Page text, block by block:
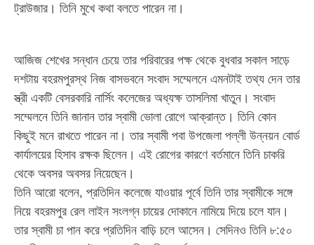
ট্রাউজার। তিনি মুখে কথা বলতে পারেন না।
আজিজ শেখের সন্ধান চেয়ে তার পরিবারের পক্ষ থেকে বুধবার সকাল সাড়ে
দশটায় বহরমপুরস্থ নিজ বাসভবনে সংবাদ সম্মেলনে এমনটাই তথ্য দেন তার
স্ত্রী একটি বেসরকারি নার্সিং কলেজের অধ্যক্ষ তাসলিমা খাতুন। সংবাদ
সম্মেলনে তিনি জানান তার স্বামী ভোলা রোগে আক্রান্ত। তিনি কোন
কিছুই মনে রাখতে পারেন না। তার স্বামী পবা উপজেলা পল্লী উন্নয়ন বোর্ড
কার্যালয়ের হিসাব রক্ষক ছিলেন। এই রোগের কারণে বর্তমানে তিনি চাকরি
থেকে অবসর অবসর নিয়েছেন।
তিনি আরো বলেন, প্রতিদিন কলেজে যাওয়ার পূর্বে তিনি তার স্বামীকে সঙ্গে
নিয়ে বহরমপুর রেল লাইন সংলগ্ন চায়ের দোকানে নামিয়ে দিয়ে চলে যান।
তার স্বামী চা পান করে প্রতিদিন বাড়ি চলে আসেন। সেদিনও তিনি ৮:৫০